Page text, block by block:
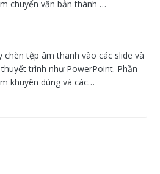
chuyển văn bản thành …
chèn tệp âm thanh vào các slide và
trình như PowerPoint. Phần
khuyên dùng và các…